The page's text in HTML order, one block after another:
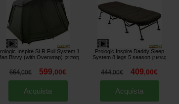
Inspire SLR Full System 1
Bivvy (with Overwrap)
217997]
664,00€ 599,00€
Acquista
Prologic Inspire Daddy Sleep
System 8 legs 5 season
216784]
444,00€ 409,00€
Acquista